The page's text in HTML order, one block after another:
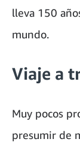
lleva 150
mundo.
Viaje a
Muy pocos
presumir de